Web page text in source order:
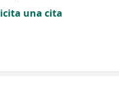
una cita